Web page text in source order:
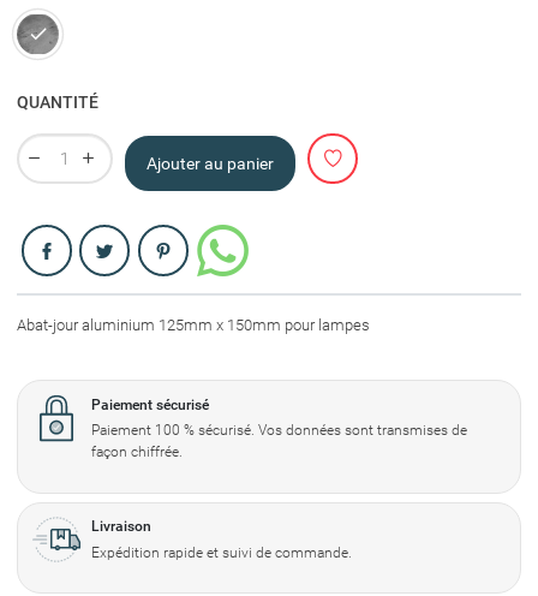
Fer brut
QUANTITÉ
Ajouter au panier
Partager
Abat-jour aluminium 125mm x 150mm pour lampes
Paiement sécurisé
Paiement 100 % sécurisé. Vos données sont transmises de
façon chiffrée.
Livraison
Expédition rapide et suivi de commande.